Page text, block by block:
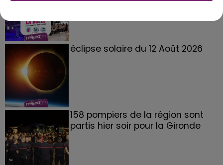
éclipse solaire du 12 Août 2026
158 pompiers de la région sont
partis hier soir pour la Gironde